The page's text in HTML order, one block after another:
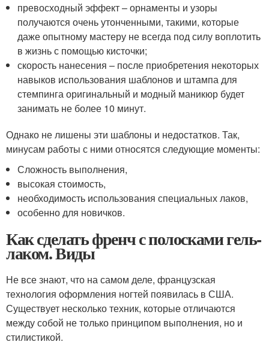
превосходный эффект – орнаменты и узоры
получаются очень утонченными, такими, которые
даже опытному мастеру не всегда под силу воплотить
в жизнь с помощью кисточки;
скорость нанесения – после приобретения некоторых
навыков использования шаблонов и штампа для
стемпинга оригинальный и модный маникюр будет
занимать не более 10 минут.
Однако не лишены эти шаблоны и недостатков. Так,
минусам работы с ними относятся следующие моменты:
Сложность выполнения,
высокая стоимость,
необходимость использования специальных лаков,
особенно для новичков.
Как сделать френч с полосками гель-
лаком. Виды
Не все знают, что на самом деле, французская
технология оформления ногтей появилась в США.
Существует несколько техник, которые отличаются
между собой не только принципом выполнения, но и
стилистикой.